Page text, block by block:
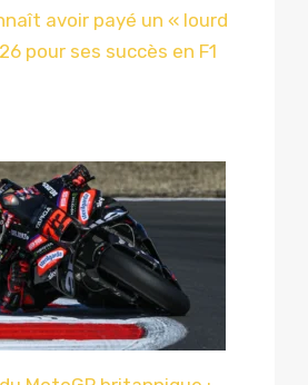
avoir payé un « lourd
pour ses succès en F1